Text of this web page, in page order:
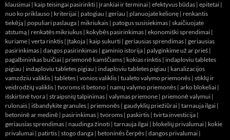
klausimai | kaip teisingai pasirinkti | įrankiai ir terminai | efektyvus būdas | epitetai |
nuo ko priklauso | kriterijai | patogiau | geriau | planuojate kelionę | renkantis
tiekėją | populiari paslauga | mikriukais | patogus susisiekimas | skaičiuojate
atstumą | renkatės mikriukus | kokybės pasirinkimas | ekonomiški sprendimai |
kuriame | verta rinktis | įtakoja | kaip sukurti | geriausias sprendimas | geriausias
pasirinkimas | dangos pasirinkimas | gaminio istorija | palyginkime už ar prieš |
pagalbininkas buičiai | priemonė kamščiams | kokias rinktis | indaploviu tabletes
pigiau | indaploviu tabletes pigiau | indaploviu tabletes pigiau | kanalizacijos
vamzdziu valiklis | tabletes | vonios valiklis | tualeto valymo priemonės | stiklų ir
veidrodžių valiklis | tvoroms iš betono | namų valymo priemonės | arko blokeliai |
išskirtinė tvora | straipsnių talpinimas | valymas priemone | priemonė valymui |
rulonais | išbandykite granules | priemonės | gaudyklių priežiūrai | tarnauja ilgai |
betoninė ar medinė | pasirinkimas | tvoroms | paskirtis | tvirta investicija |
geriausias sprendimas | naudinga žinoti | tarnauja ilgai | blokelių privalumai | kokie
privalumai | patirtis | stogo danga | betoninės čerpės | dangos privalumai |